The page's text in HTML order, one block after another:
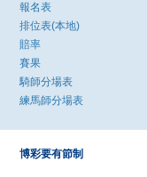
報名表
排位表(本地)
賠率
賽果
騎師分場表
練馬師分場表
博彩要有節制